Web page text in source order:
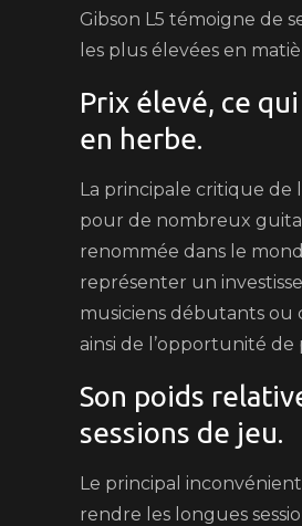
Gibson L5 témoigne de
les plus élevées en
Prix élevé, ce
en herbe.
La principale critique de
pour de nombreux
renommée dans le
représenter un
musiciens débutants ou
ainsi de l’opportunité
Son poids
sessions de jeu.
Le principal
rendre les longues